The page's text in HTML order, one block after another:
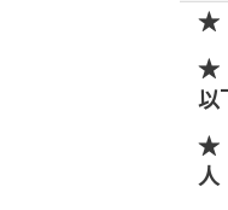
★
★
以
★
人